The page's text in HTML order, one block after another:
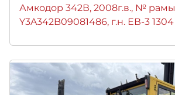
Амкодор 342В, 2008г.в., № рамы
Y3A342B09081486, г.н. ЕВ-3 1304